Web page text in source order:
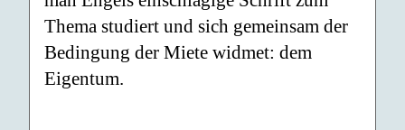
Thema studiert und sich gemeinsam der
Bedingung der Miete widmet: dem
Eigentum.